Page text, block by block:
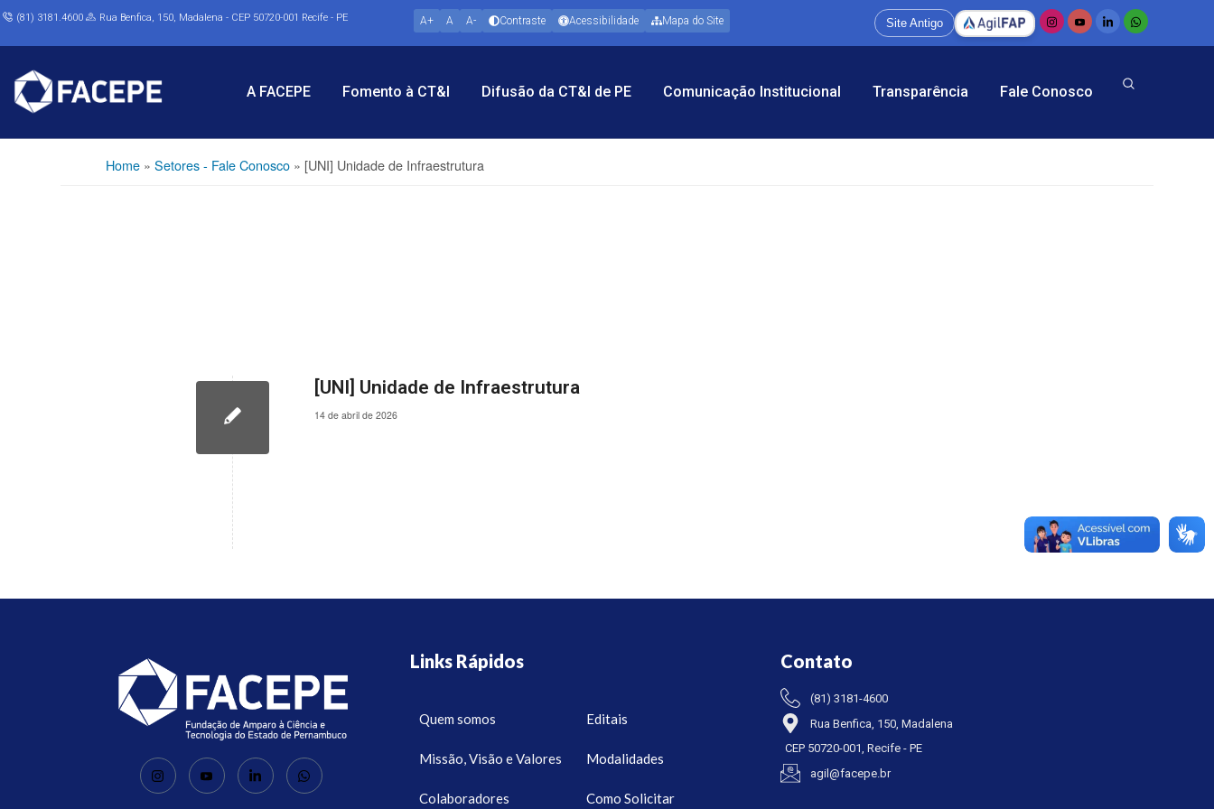
Home »Setores - Fale Conosco » [UNI] Unidade de Infraestrutura
(81) 3181.4600 Rua Benfica, 150, Madalena - CEP 50720-001 Recife - PE A+ A A- Contraste Acessibilidade Mapa do Site Site Antigo
A FACEPE Fomento à CT&I Difusão da CT&I de PE Comunicação Institucional Transparência Fale Conosco
[UNI] Unidade de Infraestrutura
14 de abril de 2026
Links Rápidos
Quem somos
Missão, Visão e Valores
Colaboradores
Editais
Modalidades
Como Solicitar
Contato
(81) 3181-4600
Rua Benfica, 150, Madalena
CEP 50720-001, Recife - PE
agil@facepe.br